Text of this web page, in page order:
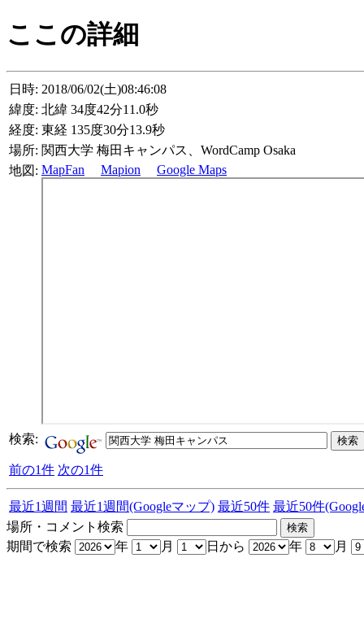
ここの詳細
日時: 2018/06/02(土)08:46:08
緯度: 北緯 34度42分11.0秒
経度: 東経 135度30分13.9秒
場所: 関西大学 梅田キャンパス、WordCamp Osaka
地図: MapFan Mapion Google Maps
検索:
前の1件 次の1件
最近1週間 最近1週間(Googleマップ) 最近50件 最近50件
場所・コメント検索
期間で検索
年 月 日から 年 月